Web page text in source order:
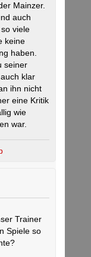
Mainzer.
auch
viele
keine
haben.
seiner
klar
ihn nicht
eine Kritik
wie
war.
Trainer
Spiele so